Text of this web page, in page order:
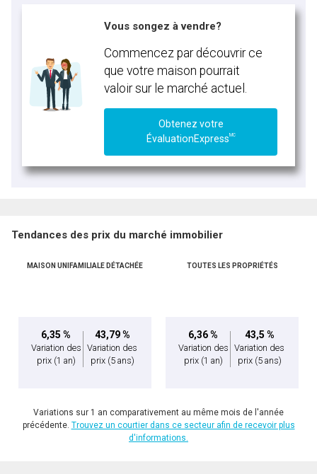
Vous songez à vendre?
Commencez par découvrir ce
que votre maison pourrait
valoir sur le marché actuel.
Obtenez votre
ÉvaluationExpressMC
Tendances des prix du marché immobilier
MAISON UNIFAMILIALE DÉTACHÉE
6,35 %
Variation des
prix (1 an)
43,79 %
Variation des
prix (5 ans)
TOUTES LES PROPRIÉTÉS
6,36 %
Variation des
prix (1 an)
43,5 %
Variation des
prix (5 ans)
Variations sur 1 an comparativement au même mois de l'année
précédente. Trouvez un courtier dans ce secteur afin de recevoir plus
d'informations.